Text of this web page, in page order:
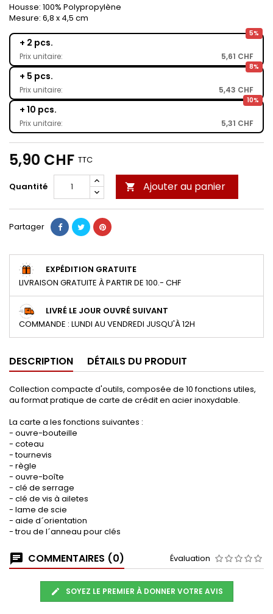
Housse: 100% Polypropylène
Mesure: 6,8 x 4,5 cm
5%
+ 2 pcs.
Prix unitaire: 5,61 CHF
8%
+ 5 pcs.
Prix unitaire: 5,43 CHF
10%
+ 10 pcs.
Prix unitaire: 5,31 CHF
5,90 CHF TTC
Quantité  Ajouter au panier
Partager
EXPÉDITION GRATUITE
LIVRAISON GRATUITE À PARTIR DE 100.- CHF
LIVRÉ LE JOUR OUVRÉ SUIVANT
COMMANDE : LUNDI AU VENDREDI JUSQU'À 12H
DESCRIPTION DÉTAILS DU PRODUIT
Collection compacte d'outils, composée de 10 fonctions utiles,
au format pratique de carte de crédit en acier inoxydable.
La carte a les fonctions suivantes :
- ouvre-bouteille
- coteau
- tournevis
- règle
- ouvre-boîte
- clé de serrage
- clé de vis à ailetes
- lame de scie
- aide d´orientation
- trou de l´anneau pour clés
COMMENTAIRES (0) Évaluation
SOYEZ LE PREMIER À DONNER VOTRE AVIS